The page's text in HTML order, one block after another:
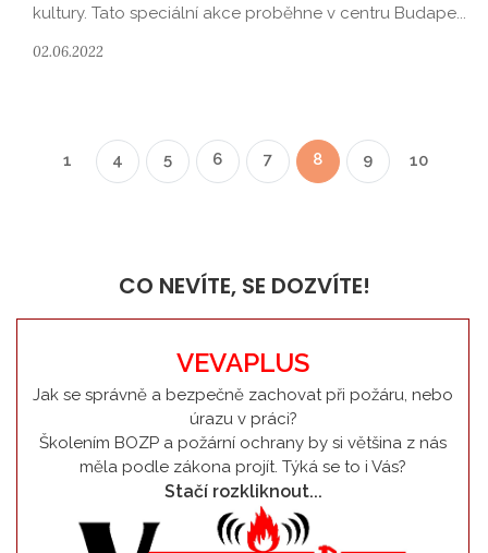
kultury. Tato speciální akce proběhne v centru Budape...
02.06.2022
1 4 5 6 7 8 9 10
CO NEVÍTE, SE DOZVÍTE!
VEVAPLUS
Jak se správně a bezpečně zachovat při požáru, nebo
úrazu v práci?
Školením BOZP a požární ochrany by si většina z nás
měla podle zákona projít. Týká se to i Vás?
Stačí rozkliknout...